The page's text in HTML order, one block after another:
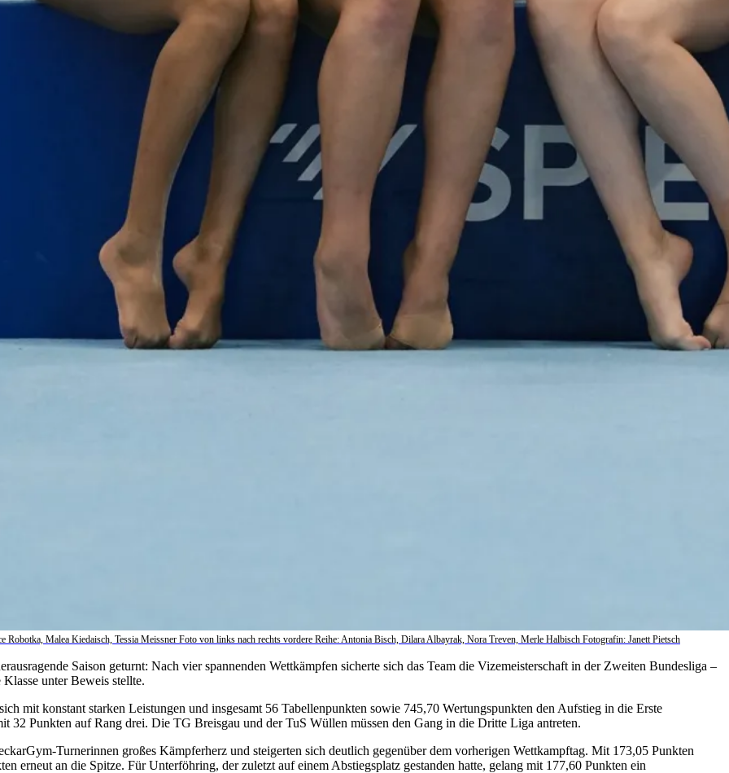
Malea Kiedaisch, Tessia Meissner Foto von links nach rechts vordere Reihe: Antonia Bisch, Dilara Albayrak, Nora Treven, Merle Halbisch Fotografin: Janett Pietsch
Saison geturnt: Nach vier spannenden Wettkämpfen sicherte sich das Team die Vizemeisterschaft in der Zweiten Bundesliga –
unter Beweis stellte.
mit konstant starken Leistungen und insgesamt 56 Tabellenpunkten sowie 745,70 Wertungspunkten den Aufstieg in die Erste
Punkten auf Rang drei. Die TG Breisgau und der TuS Wüllen müssen den Gang in die Dritte Liga antreten.
Turnerinnen großes Kämpferherz und steigerten sich deutlich gegenüber dem vorherigen Wettkampftag. Mit 173,05 Punkten
erneut an die Spitze. Für Unterföhring, der zuletzt auf einem Abstiegsplatz gestanden hatte, gelang mit 177,60 Punkten ein